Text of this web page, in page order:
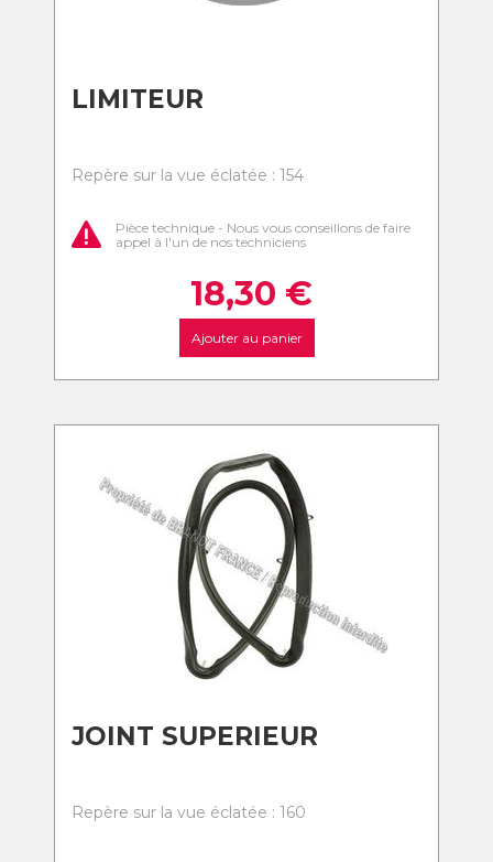
LIMITEUR
Repère sur la vue éclatée : 154
Pièce technique - Nous vous conseillons de faire
appel à l'un de nos techniciens
18,30 €
Ajouter au panier
JOINT SUPERIEUR
Repère sur la vue éclatée : 160